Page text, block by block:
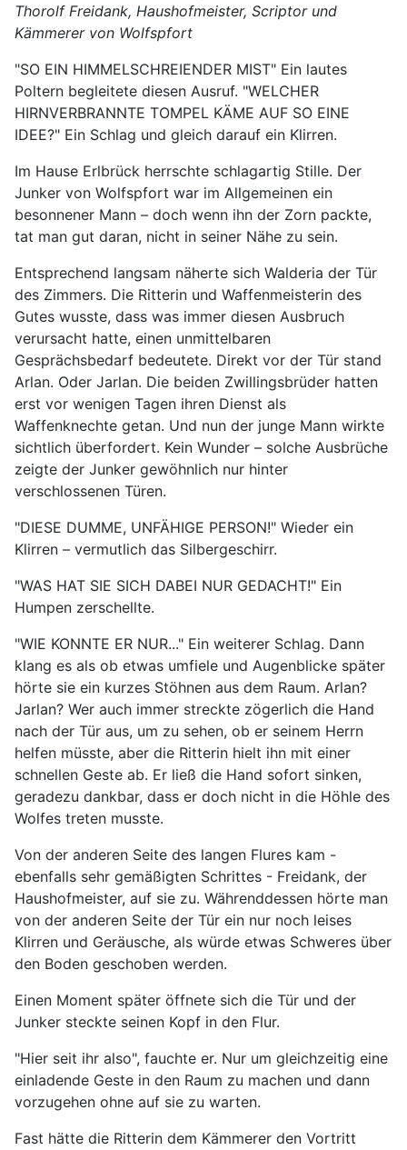
Thorolf Freidank, Haushofmeister, Scriptor und
Kämmerer von Wolfspfort
"SO EIN HIMMELSCHREIENDER MIST" Ein lautes
Poltern begleitete diesen Ausruf. "WELCHER
HIRNVERBRANNTE TOMPEL KÄME AUF SO EINE
IDEE?" Ein Schlag und gleich darauf ein Klirren.
Im Hause Erlbrück herrschte schlagartig Stille. Der
Junker von Wolfspfort war im Allgemeinen ein
besonnener Mann – doch wenn ihn der Zorn packte,
tat man gut daran, nicht in seiner Nähe zu sein.
Entsprechend langsam näherte sich Walderia der Tür
des Zimmers. Die Ritterin und Waffenmeisterin des
Gutes wusste, dass was immer diesen Ausbruch
verursacht hatte, einen unmittelbaren
Gesprächsbedarf bedeutete. Direkt vor der Tür stand
Arlan. Oder Jarlan. Die beiden Zwillingsbrüder hatten
erst vor wenigen Tagen ihren Dienst als
Waffenknechte getan. Und nun der junge Mann wirkte
sichtlich überfordert. Kein Wunder – solche Ausbrüche
zeigte der Junker gewöhnlich nur hinter
verschlossenen Türen.
"DIESE DUMME, UNFÄHIGE PERSON!" Wieder ein
Klirren – vermutlich das Silbergeschirr.
"WAS HAT SIE SICH DABEI NUR GEDACHT!" Ein
Humpen zerschellte.
"WIE KONNTE ER NUR..." Ein weiterer Schlag. Dann
klang es als ob etwas umfiele und Augenblicke später
hörte sie ein kurzes Stöhnen aus dem Raum. Arlan?
Jarlan? Wer auch immer streckte zögerlich die Hand
nach der Tür aus, um zu sehen, ob er seinem Herrn
helfen müsste, aber die Ritterin hielt ihn mit einer
schnellen Geste ab. Er ließ die Hand sofort sinken,
geradezu dankbar, dass er doch nicht in die Höhle des
Wolfes treten musste.
Von der anderen Seite des langen Flures kam -
ebenfalls sehr gemäßigten Schrittes - Freidank, der
Haushofmeister, auf sie zu. Währenddessen hörte man
von der anderen Seite der Tür ein nur noch leises
Klirren und Geräusche, als würde etwas Schweres über
den Boden geschoben werden.
Einen Moment später öffnete sich die Tür und der
Junker steckte seinen Kopf in den Flur.
"Hier seit ihr also", fauchte er. Nur um gleichzeitig eine
einladende Geste in den Raum zu machen und dann
vorzugehen ohne auf sie zu warten.
Fast hätte die Ritterin dem Kämmerer den Vortritt